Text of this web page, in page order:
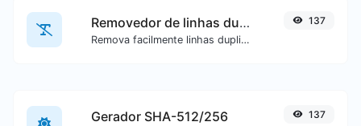
Removedor de linhas duplicadas
Remova facilmente linhas duplicadas de um texto.
137
Gerador SHA-512/256 137